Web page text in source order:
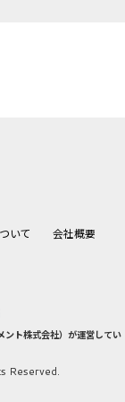
いて 会社概要
ント株式会社）が運営してい
Reserved.